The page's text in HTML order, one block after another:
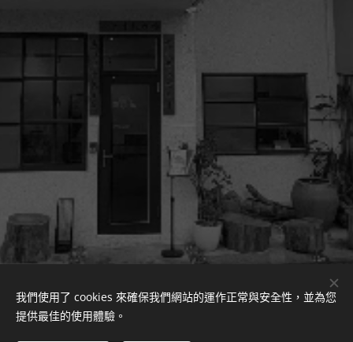
我們使用了 cookies 來確保我們網站的運作正常與安全性，並為您
提供最佳的使用體驗。